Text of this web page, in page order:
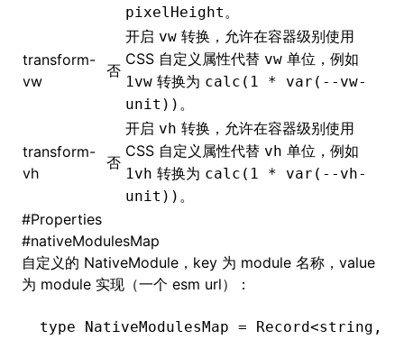
pixelHeight。
transform-
vw
否
开启 vw 转换，允许在容器级别使用
CSS 自定义属性代替 vw 单位，例如
1vw 转换为 calc(1 * var(--vw-
unit)) 。
transform-
vh
否
开启 vh 转换，允许在容器级别使用
CSS 自定义属性代替 vh 单位，例如
1vh 转换为 calc(1 * var(--vh-
unit)) 。
#Properties
#nativeModulesMap
自定义的 NativeModule ，key 为 module 名称，value
为 module 实现（一个 esm url）：
type NativeModulesMap = Record<string ,